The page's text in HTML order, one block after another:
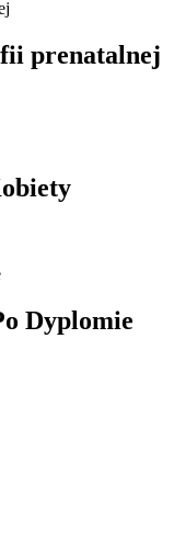
prenatalnej
Dyplomie